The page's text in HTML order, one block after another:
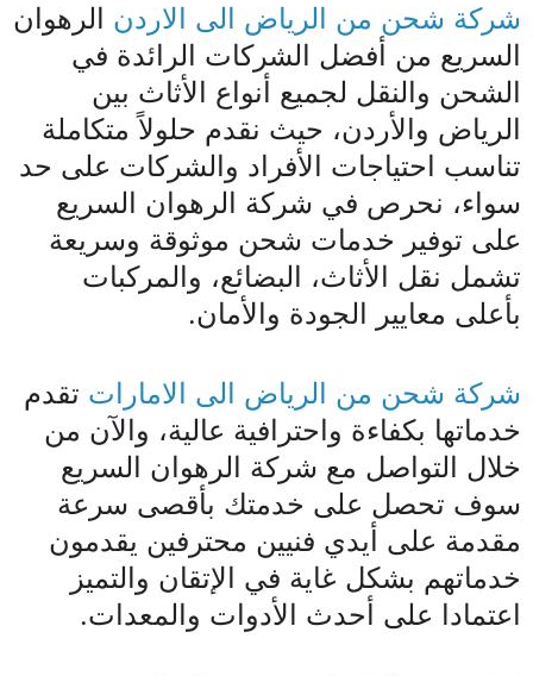
شركة شحن من الرياض الى الاردن الرهوان
السريع من أفضل الشركات الرائدة في
الشحن والنقل لجميع أنواع الأثاث بين
الرياض والأردن، حيث نقدم حلولاً متكاملة
تناسب احتياجات الأفراد والشركات على حد
سواء، نحرص في شركة الرهوان السريع
على توفير خدمات شحن موثوقة وسريعة
تشمل نقل الأثاث، البضائع، والمركبات
بأعلى معايير الجودة والأمان.
شركة شحن من الرياض الى الامارات تقدم
خدماتها بكفاءة واحترافية عالية، والآن من
خلال التواصل مع شركة الرهوان السريع
سوف تحصل على خدمتك بأقصى سرعة
مقدمة على أيدي فنيين محترفين يقدمون
خدماتهم بشكل غاية في الإتقان والتميز
اعتمادا على أحدث الأدوات والمعدات.